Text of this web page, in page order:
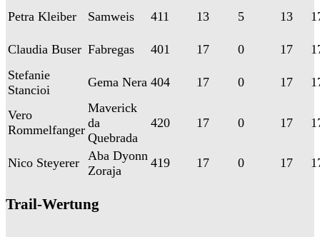
Petra Kleiber Samweis 411 13 5 13
Claudia Buser Fabregas 401 17 0 17
Stefanie
Stancioi
Gema Nera 404 17 0 17
Vero
Rommelfanger
Maverick
da
Quebrada
420 17 0 17
Nico Steyerer Aba Dyonn
Zoraja
419 17 0 17
Trail-Wertung